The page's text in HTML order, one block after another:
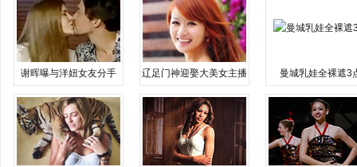
谢晖曝与洋妞女友分手 辽足门神迎娶大美女主播 曼城乳娃全裸遮3